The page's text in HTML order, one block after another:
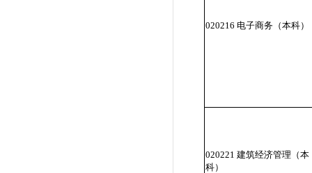
020216 电子商务（本科）
020221 建筑经济管理（本
科）